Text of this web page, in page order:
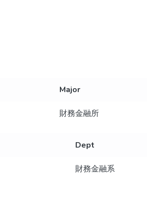
Major
財務金融所
Dept
財務金融系